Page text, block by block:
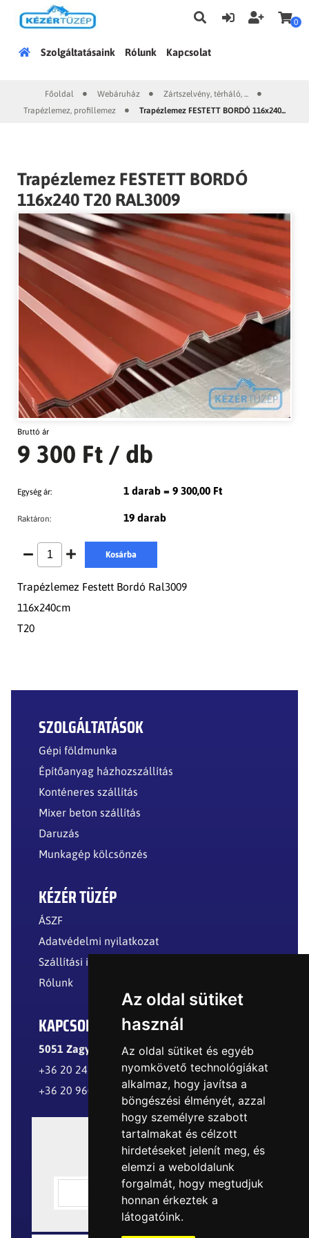
Az oldal sütiket
használ
Az oldal sütiket és egyéb
nyomkövető technológiákat
alkalmaz, hogy javítsa a
böngészési élményét, azzal
hogy személyre szabott
tartalmakat és célzott
hirdetéseket jelenít meg, és
elemzi a weboldalunk
forgalmát, hogy megtudjuk
honnan érkeztek a
látogatóink.
0
FőoldalSzolgáltatásaink Rólunk Kapcsolat
Főoldal Webáruház Zártszelvény, térháló, ...
Trapézlemez, profillemez Trapézlemez FESTETT BORDÓ 116x240...
Trapézlemez FESTETT BORDÓ
116x240 T20 RAL3009
Bruttó ár
9 300 Ft / db
Egység ár: 1 darab = 9 300,00 Ft
Raktáron: 19 darab
Kosárba
Trapézlemez Festett Bordó Ral3009
116x240cm
T20
SZOLGÁLTATÁSOK
Gépi földmunka
Építőanyag házhozszállítás
Konténeres szállítás
Mixer beton szállítás
Daruzás
Munkagép kölcsönzés
KÉZÉR TÜZÉP
ÁSZF
Adatvédelmi nyilatkozat
Szállítási információk
Rólunk
KAPCSOLAT
5051 Zagyvarékas, Külterület
+36 20 241 8299
+36 20 960 8977